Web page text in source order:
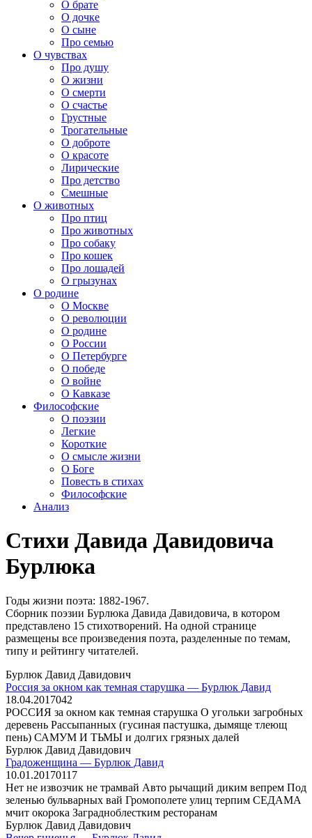
О брате
О дочке
О сыне
Про семью
О чувствах
Про душу
О жизни
О смерти
О счастье
Грустные
Трогательные
О доброте
О красоте
Лирические
Про детство
Смешные
О животных
Про птиц
Про животных
Про собаку
Про кошек
Про лошадей
О грызунах
О родине
О Москве
О революции
О родине
О России
О Петербурге
О победе
О войне
О Кавказе
Философские
О поэзии
Легкие
Короткие
О смысле жизни
О Боге
Повесть в стихах
Философские
Анализ
Стихи Давида Давидовича
Бурлюка
Годы жизни поэта: 1882-1967.
Сборник поэзии Бурлюка Давида Давидовича, в котором
представлено 15 стихотворений. На одной странице
размещены все произведения поэта, разделенные по темам,
типу и рейтингу читателей.
Бурлюк Давид Давидович
Россия за окном как темная старушка — Бурлюк Давид
18.04.2017042
РОССИЯ за окном как темная старушка О угольки загробных
деревень Рассыпанных (гусиная пастушка, дымяще тлеющ
пень) САМУМ И ТЬМЫ и долгих грязных далей
Бурлюк Давид Давидович
Градоженщина — Бурлюк Давид
10.01.20170117
Нет не извозчик не трамвай Авто рычащий диким вепрем Под
зеленью бульварных вай Громополете улиц терпим СЕДАМА
мчит окорока Заградноблестким ресторанам
Бурлюк Давид Давидович